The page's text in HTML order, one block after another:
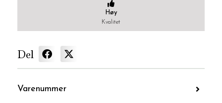
Høy
Kvalitet
Del
Varenummer